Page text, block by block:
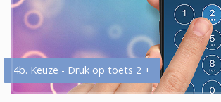
4b. Keuze - Druk op toets 2 +